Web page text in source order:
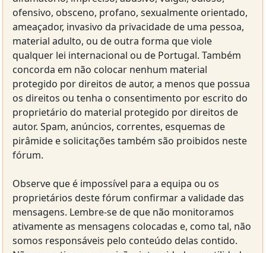
ofensivo, obsceno, profano, sexualmente orientado,
ameaçador, invasivo da privacidade de uma pessoa,
material adulto, ou de outra forma que viole
qualquer lei internacional ou de Portugal. Também
concorda em não colocar nenhum material
protegido por direitos de autor, a menos que possua
os direitos ou tenha o consentimento por escrito do
proprietário do material protegido por direitos de
autor. Spam, anúncios, correntes, esquemas de
pirâmide e solicitações também são proibidos neste
fórum.
Observe que é impossível para a equipa ou os
proprietários deste fórum confirmar a validade das
mensagens. Lembre-se de que não monitoramos
ativamente as mensagens colocadas e, como tal, não
somos responsáveis pelo conteúdo delas contido.